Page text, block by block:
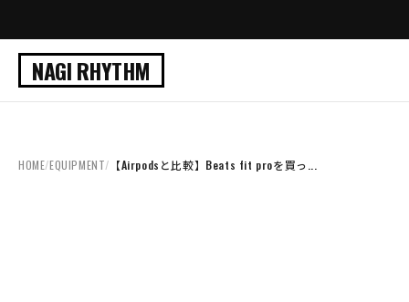
NAGI RHYTHM
HOME/EQUIPMENT/ 【Airpodsと比較】Beats fit proを買っ...